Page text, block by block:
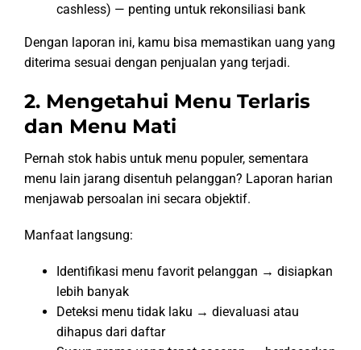
cashless) — penting untuk rekonsiliasi bank
Dengan laporan ini, kamu bisa memastikan uang yang
diterima sesuai dengan penjualan yang terjadi.
2. Mengetahui Menu Terlaris
dan Menu Mati
Pernah stok habis untuk menu populer, sementara
menu lain jarang disentuh pelanggan? Laporan harian
menjawab persoalan ini secara objektif.
Manfaat langsung:
Identifikasi menu favorit pelanggan → disiapkan
lebih banyak
Deteksi menu tidak laku → dievaluasi atau
dihapus dari daftar